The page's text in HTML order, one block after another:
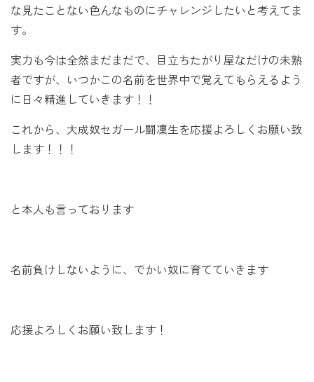
な見たことない色んなものにチャレンジしたいと考えてま
す。
実力も今は全然まだまだで、目立ちたがり屋なだけの未熟
者ですが、いつかこの名前を世界中で覚えてもらえるよう
に日々精進していきます！！
これから、大成奴セガール闘凜生を応援よろしくお願い致
します！！！
と本人も言っております
名前負けしないように、でかい奴に育てていきます
応援よろしくお願い致します！